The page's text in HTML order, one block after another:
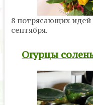
8 потрясающих идей
сентября.
Огурцы